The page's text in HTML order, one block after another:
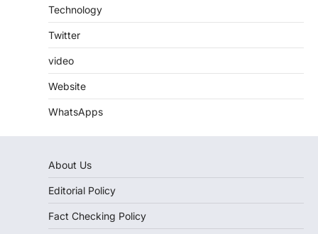
Technology
Twitter
video
Website
WhatsApps
About Us
Editorial Policy
Fact Checking Policy